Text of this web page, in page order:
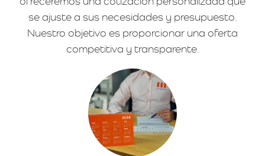
se ajuste a sus necesidades y presupuesto.
Nuestro objetivo es proporcionar una oferta
competitiva y transparente.